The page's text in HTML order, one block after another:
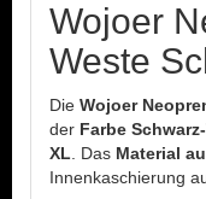
Wojoer
Weste
Die Wojoer
der Farbe
XL . Das Material
Innenkaschierung